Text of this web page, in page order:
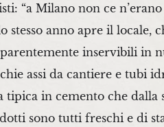
“a Milano non ce
stesso anno apre il
inservibili in
assi da cantiere e tubi
tipica in cemento che
sono tutti freschi e di